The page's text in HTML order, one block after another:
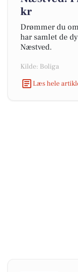
kr
Drømmer du
har samlet de
Næstved.
Kilde: Boliga
Læs hele